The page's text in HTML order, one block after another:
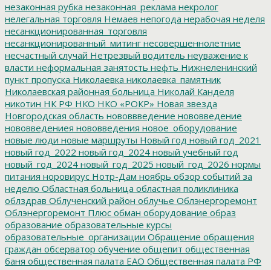
незаконная рубка незаконная_реклама некролог
нелегальная торговля Немаев непогода нерабочая неделя
несанкционированная_торговля
несанкционированный_митинг несовершеннолетние
несчастный случай Нетрезвый водитель неуважение к
власти неформальная занятость нефть Нижнеленинский
пункт пропуска Николаевка николаевка_памятник
Николаевская районная больница Николай Канделя
никотин НК РФ НКО НКО «РОКР» Новая звезда
Новгородская область нововвведение нововведение
нововведениея нововведения новое_оборудование
новые люди новые маршруты Новый год новый год_2021
новый год_2022 новый год_2024 новый учебный год
новый_год_2024 новый_год_2025 новый_год_2026 нормы
питания норовирус Нотр-Дам ноябрь обзор событий за
неделю Областная больница областная поликлиника
облздрав Облученский район облучье Облэнергоремонт
Облэнергоремонт Плюс обман оборудование образ
образование образовательные курсы
образовательные_организации Обращение обращения
граждан обсерватор обучение общепит общественная
баня общественная палата ЕАО Общественная палата РФ